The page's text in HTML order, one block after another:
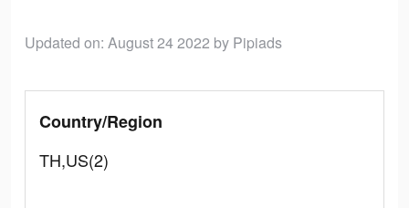
Updated on: August 24 2022 by Pipiads
Country/Region
TH,US(2)